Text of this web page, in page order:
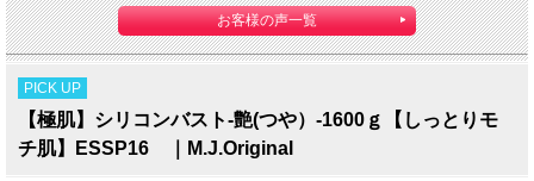
お客様の声一覧
PICK UP
【極肌】シリコンバスト-艶(つや）-1600ｇ【しっとりモ
チ肌】ESSP16 ｜M.J.Original